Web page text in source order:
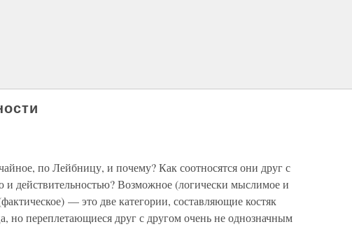
по Лейбницу, и почему? Как соотносятся они друг с
и действительностью? Возможное (логически мыслимое и
— это две категории, составляющие костяк
но переплетающиеся друг с другом очень не однозначным